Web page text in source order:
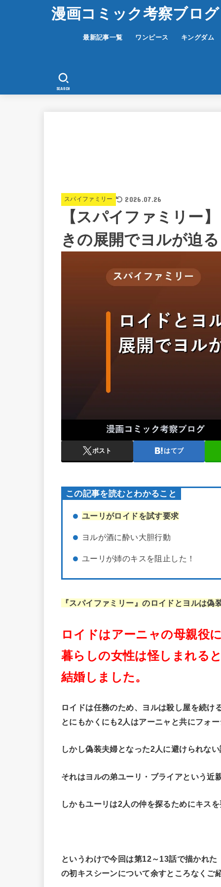
漫画コミック考察ブログ
最新記事一覧 ワンピース キングダム
SEARCH
スパイファミリー 2026.07.26
【スパイファミリー
きの展開でヨルが迫
ポスト はてブ
この記事を読むとわかること
ユーリがロイドを試す要求
ヨルが酒に酔い大胆行動
ユーリが姉のキスを阻止した！
『スパイファミリー』のロイドとヨルは偽
ロイドはアーニャの母親役
暮らしの女性は怪しまれる
結婚しました。
ロイドは任務のため、ヨルは殺し屋を続け
とにもかくにも2人はアーニャと共にフォ
しかし偽装夫婦となった2人に避けられな
それはヨルの弟ユーリ・ブライアという近
しかもユーリは2人の仲を探るためにキス
というわけで今回は第12～13話で描かれ
の初キスシーンについて余すところなくご